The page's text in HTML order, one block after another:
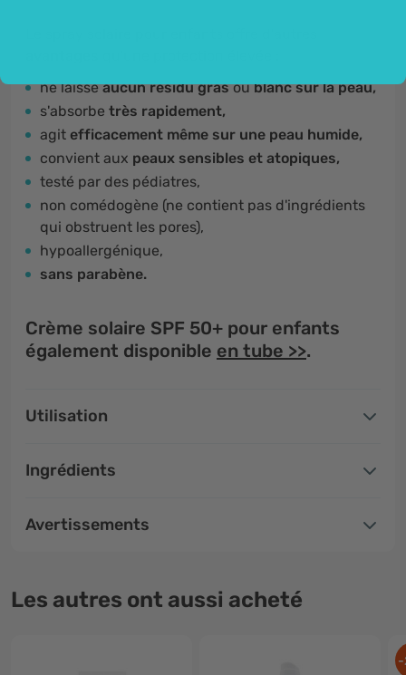
ne laisseaucun résidu grasoublanc sur la peau,
s'absorbe très rapidement,
agit efficacement même sur une peau humide,
convient aux peaux sensibles et atopiques,
testé par des pédiatres,
non comédogène (ne contient pas d'ingrédients
qui obstruent les pores),
hypoallergénique,
sans parabène.
Crème solaire SPF 50+ pour enfants
également disponible en tube >>.
Utilisation
Ingrédients
Avertissements
Les autres ont aussi acheté
-